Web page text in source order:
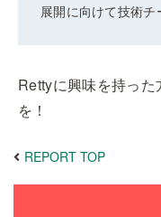
展開に向けて技術チ
Rettyに興味を持っ
を！
REPORT TOP